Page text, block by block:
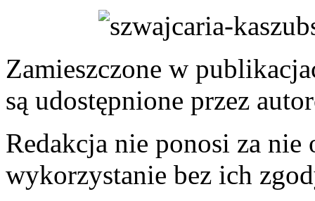
Zamieszczone w
są udostępnione przez
Redakcja nie ponosi za
wykorzystanie bez ich